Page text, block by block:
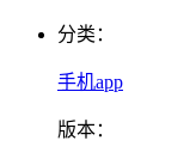
分类：
手机app
版本：